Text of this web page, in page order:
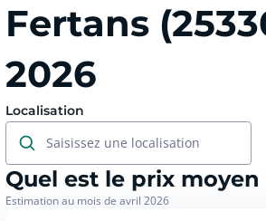
Fertans
2026
Localisation
Saisissez une localisation
Quel est le prix moyen
Estimation au mois de avril 2026